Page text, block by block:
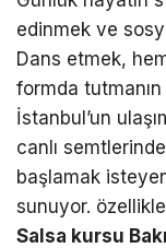
edinmek ve
Dans etmek,
formda
İstanbul’un
canlı
başlamak
sunuyor.
Salsa kursu